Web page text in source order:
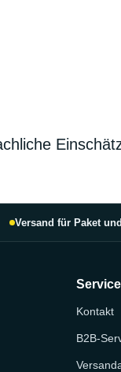
Versand für Paket
Service
Kontakt
B2B-